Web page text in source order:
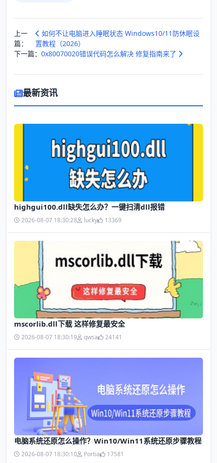
上一
篇：
如何不让电脑进入睡眠状态 Windows10/11防休眠设
置教程（2026）
下一篇： 0x80070020错误代码怎么解决 修复指南来了
最新资讯
highgui100.dll缺失怎么办？一键扫清dll报错
2026-08-07 18:30:28 lucky 13369
mscorlib.dll下载 这样修复最安全
2026-08-07 18:30:19 qwsa 24141
电脑系统还原怎么操作？Win10/Win11系统还原步骤教程
2026-08-07 18:30:10 Portia 17581